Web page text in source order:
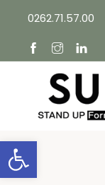
Ouvrir la barre d’outils
content
0262.71.57.00